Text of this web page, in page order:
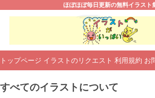
ほぼほぼ毎日更新の無料イラスト
トップページ イラストのリクエスト 利用規約 お
すべてのイラストについて